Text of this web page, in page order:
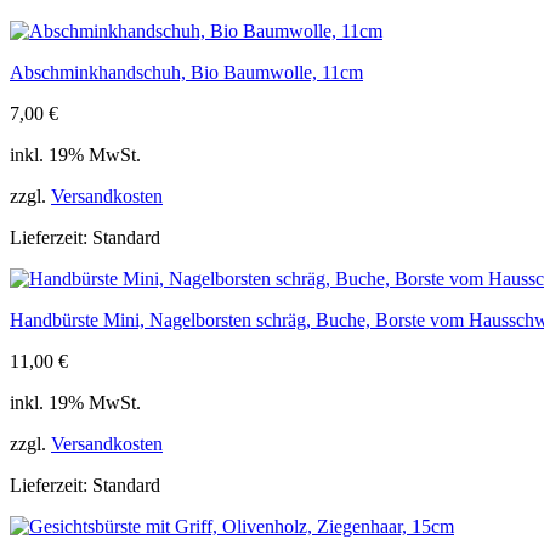
Menge
Abschminkhandschuh, Bio Baumwolle, 11cm
7,00 €
inkl. 19% MwSt.
zzgl. Versandkosten
Lieferzeit: Standard
Handbürste Mini, Nagelborsten schräg, Buche, Borste vom
11,00 €
inkl. 19% MwSt.
zzgl. Versandkosten
Lieferzeit: Standard